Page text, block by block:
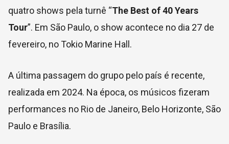
quatro shows pela turnê “The Best of 40 Years
Tour”. Em São Paulo, o show acontece no dia 27 de
fevereiro, no Tokio Marine Hall.
A última passagem do grupo pelo país é recente,
realizada em 2024. Na época, os músicos fizeram
performances no Rio de Janeiro, Belo Horizonte, São
Paulo e Brasília.